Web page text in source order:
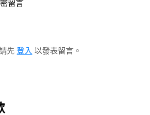
留言
先 登入 以發表留言。